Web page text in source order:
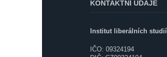
KONTAKTNÍ ÚDAJE
Institut liberálních
IČO: 09324194